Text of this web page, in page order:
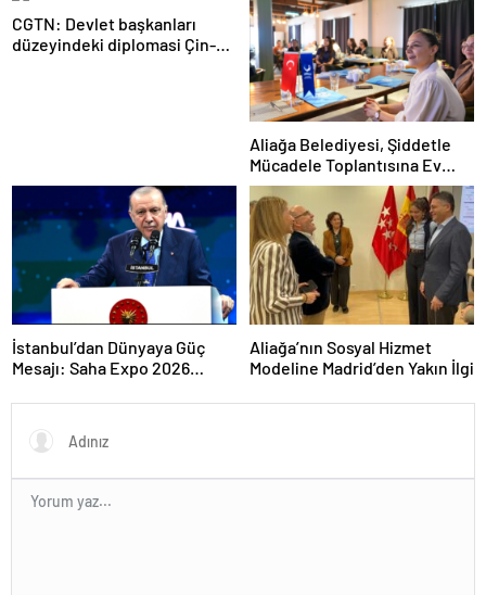
CGTN: Devlet başkanları
düzeyindeki diplomasi Çin-
Aliağa Belediyesi, Şiddetle
Mücadele Toplantısına Ev
Sahipliği Yaptı
İstanbul’dan Dünyaya Güç
Mesajı: Saha Expo 2026
Aliağa’nın Sosyal Hizmet
Modeline Madrid’den Yakın İlgi